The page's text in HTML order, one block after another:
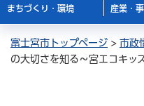
まちづくり・環境 産業・
富士宮市トップページ > 市政
の大切さを知る～宮エコキッ